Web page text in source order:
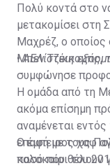
Πολύ κοντά στο
μετακομίσει στη
Μαχρέζ, ο
Μπεν Τζέικομπς,
συμφώνησε
•ΑΕΛίστικη
Η ομάδα από τη
ακόμα επίσημη
αναμένεται
επαφή με τους
ποσό που θέλουν
Ο έμπειρος χαφ
καλοκαίρι του